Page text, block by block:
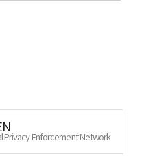
Privacy Enforcement Network